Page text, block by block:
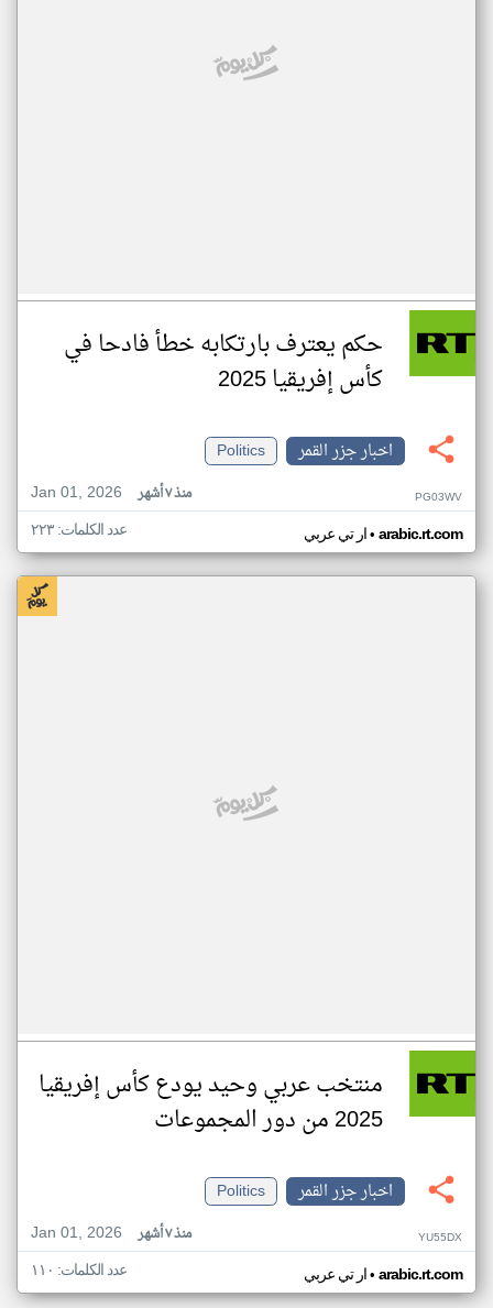
حكم يعترف بارتكابه خطأ فادحا في
كأس إفريقيا 2025
اخبار جزر القمر
Politics
Jan 01, 2026
منذ ٧ أشهر PG03WV
ار تي عربي• arabic.rt.com عدد الكلمات: ٢٢٣
منتخب عربي وحيد يودع كأس إفريقيا
2025 من دور المجموعات
اخبار جزر القمر
Politics
Jan 01, 2026
منذ ٧ أشهر YU55DX
ار تي عربي• arabic.rt.com عدد الكلمات: ١١٠